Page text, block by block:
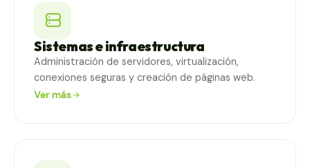
Sistemas e infraestructura
Administración de servidores, virtualización,
conexiones seguras y creación de páginas web.
Ver más